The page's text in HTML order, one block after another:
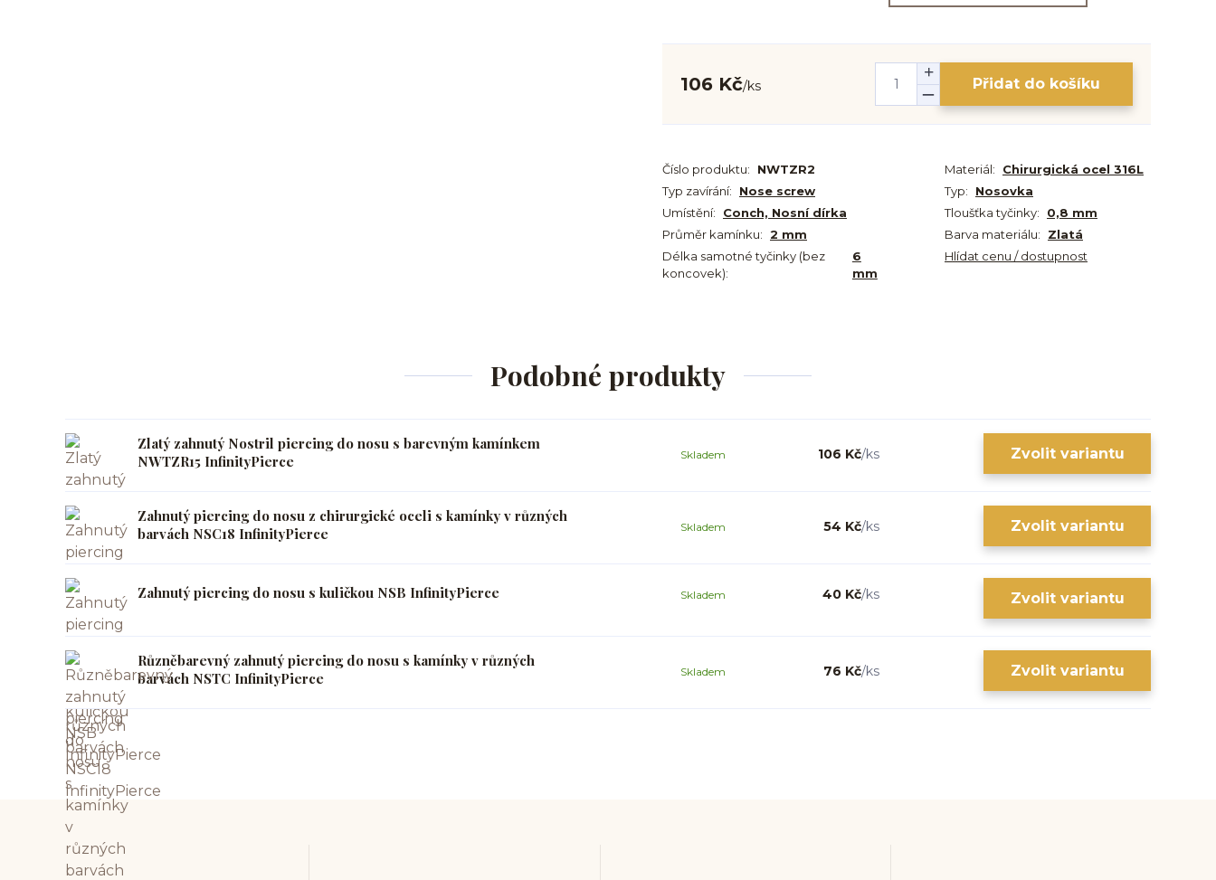
106 Kč/ks Přidat do košíku
Číslo produktu: NWTZR2 Materiál:
Chirurgická ocel 316L
Typ zavírání:
Nose screw Typ:
Nosovka
Umístění:
Conch, Nosní dírka Tloušťka tyčinky:
0,8 mm
Průměr kamínku: 2 mm Barva materiálu:
Zlatá
Délka samotné tyčinky (bez
koncovek):
6
mm
Hlídat cenu / dostupnost
Podobné produkty
Zlatý zahnutý Nostril piercing do nosu s barevným kamínkem
NWTZR15 InfinityPierce
106 Kč/ks
Skladem Zvolit variantu
Zahnutý piercing do nosu z chirurgické oceli s kamínky v různých
barvách NSC18 InfinityPierce
54 Kč/ks
Skladem Zvolit variantu
Zahnutý piercing do nosu s kuličkou NSB InfinityPierce 40 Kč/ks
Skladem Zvolit variantu
Různěbarevný zahnutý piercing do nosu s kamínky v různých
barvách NSTC InfinityPierce
76 Kč/ks
Skladem Zvolit variantu